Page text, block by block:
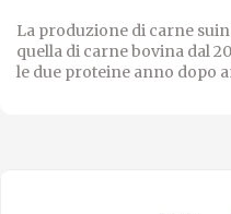
La produzione di carne
quella di carne bovina dal
le due proteine ​​anno dopo